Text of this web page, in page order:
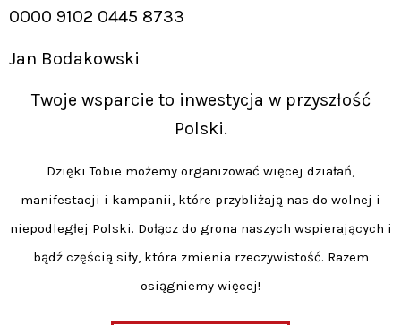
0000 9102 0445 8733
Jan Bodakowski
Twoje wsparcie to inwestycja w przyszłość
Polski.
Dzięki Tobie możemy organizować więcej działań,
manifestacji i kampanii, które przybliżają nas do wolnej i
niepodległej Polski. Dołącz do grona naszych wspierających i
bądź częścią siły, która zmienia rzeczywistość. Razem
osiągniemy więcej!